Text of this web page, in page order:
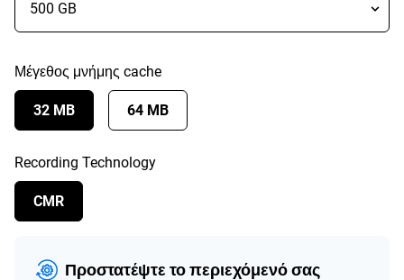
Μέγεθος μνήμης cache
32 MB 64 MB
Recording Technology
CMR
Προστατέψτε το περιεχόμενό σας